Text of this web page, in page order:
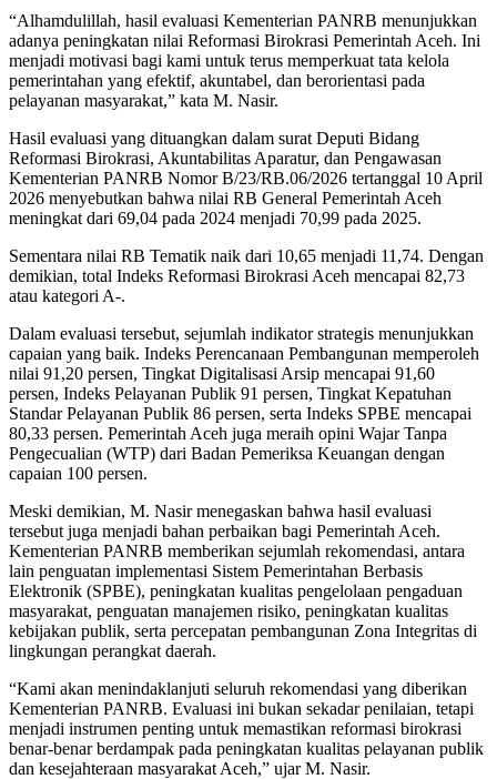
‎“Alhamdulillah, hasil evaluasi Kementerian PANRB menunjukkan
adanya peningkatan nilai Reformasi Birokrasi Pemerintah Aceh. Ini
menjadi motivasi bagi kami untuk terus memperkuat tata kelola
pemerintahan yang efektif, akuntabel, dan berorientasi pada
pelayanan masyarakat,” kata M. Nasir.
‎‎Hasil evaluasi yang dituangkan dalam surat Deputi Bidang
Reformasi Birokrasi, Akuntabilitas Aparatur, dan Pengawasan
Kementerian PANRB Nomor B/23/RB.06/2026 tertanggal 10 April
2026 menyebutkan bahwa nilai RB General Pemerintah Aceh
meningkat dari 69,04 pada 2024 menjadi 70,99 pada 2025.
Sementara nilai RB Tematik naik dari 10,65 menjadi 11,74. Dengan
demikian, total Indeks Reformasi Birokrasi Aceh mencapai 82,73
atau kategori A-.
‎‎Dalam evaluasi tersebut, sejumlah indikator strategis menunjukkan
capaian yang baik. Indeks Perencanaan Pembangunan memperoleh
nilai 91,20 persen, Tingkat Digitalisasi Arsip mencapai 91,60
persen, Indeks Pelayanan Publik 91 persen, Tingkat Kepatuhan
Standar Pelayanan Publik 86 persen, serta Indeks SPBE mencapai
80,33 persen. Pemerintah Aceh juga meraih opini Wajar Tanpa
Pengecualian (WTP) dari Badan Pemeriksa Keuangan dengan
capaian 100 persen.
‎‎Meski demikian, M. Nasir menegaskan bahwa hasil evaluasi
tersebut juga menjadi bahan perbaikan bagi Pemerintah Aceh.
Kementerian PANRB memberikan sejumlah rekomendasi, antara
lain penguatan implementasi Sistem Pemerintahan Berbasis
Elektronik (SPBE), peningkatan kualitas pengelolaan pengaduan
masyarakat, penguatan manajemen risiko, peningkatan kualitas
kebijakan publik, serta percepatan pembangunan Zona Integritas di
lingkungan perangkat daerah.
‎‎“Kami akan menindaklanjuti seluruh rekomendasi yang diberikan
Kementerian PANRB. Evaluasi ini bukan sekadar penilaian, tetapi
menjadi instrumen penting untuk memastikan reformasi birokrasi
benar-benar berdampak pada peningkatan kualitas pelayanan publik
dan kesejahteraan masyarakat Aceh,” ujar M. Nasir.